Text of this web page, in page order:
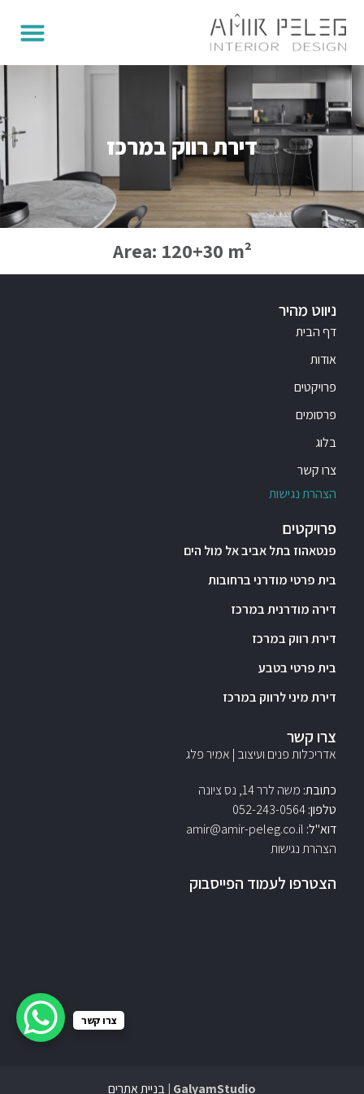
דירת רווק במרכז
Area: 120+30 m²
ניווט מהיר
דף הבית
אודות
פרויקטים
פרסומים
בלוג
צרו קשר
הצהרת נגישות
פרויקטים
פנטאהוז בתל אביב אל מול הים
בית פרטי מודרני ברחובות
דירה מודרנית במרכז
דירת רווק במרכז
בית פרטי בטבע
דירת מיני לרווק במרכז
צרו קשר
אדריכלות פנים ועיצוב | אמיר פלג
כתובת: משה לרר 14, נס ציונה
טלפון:052-243-0564‏
דוא"ל: amir@amir-peleg.co.il
הצהרת נגישות
הצטרפו לעמוד הפייסבוק
GalyamStudio | בניית אתרים
צרו קשר